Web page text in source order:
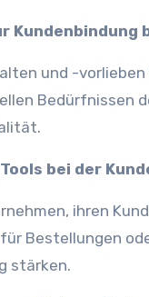
Kundenbindung
und -
Bedürfnissen
bei der
ihren
Bestellungen
stärken.